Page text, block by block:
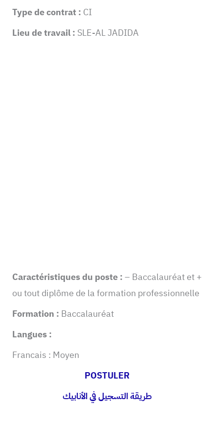
Type de contrat : CI
Lieu de travail : SLE-AL JADIDA
Caractéristiques du poste :– Baccalauréat et +
ou tout diplôme de la formation professionnelle
Formation : Baccalauréat
Langues :
Francais : Moyen
POSTULER
طريقة التسجيل في الأنابيك